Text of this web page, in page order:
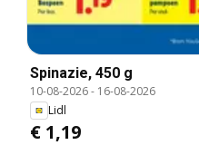
Spinazie, 450 g
10-08-2026- 16-08-2026
Lidl
€ 1,19